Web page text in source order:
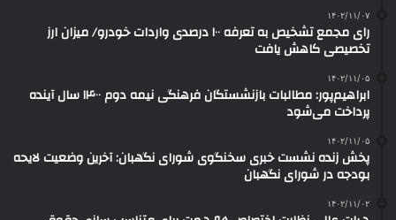
۱۴۰۲/۱۱/۰۷
رای مجمع تشخیص به تعرفه ۱۰۰ درصدی واردات خودرو/ میزان ارز
تخصیصی کاهش یافت
۱۴۰۲/۱۱/۰۵
ابراهیم‌پور: مطالبات بازنشستگان فرهنگی نیمه دوم ۱۴۰۰ سال آینده
پرداخت می‌شود
۱۴۰۲/۱۱/۰۵
پخش زنده نشست خبری سخنگوی شورای نگهبان: آخرین وضعیت لایحه
بودجه در شورای نگهبان
۱۴۰۲/۱۱/۰۲